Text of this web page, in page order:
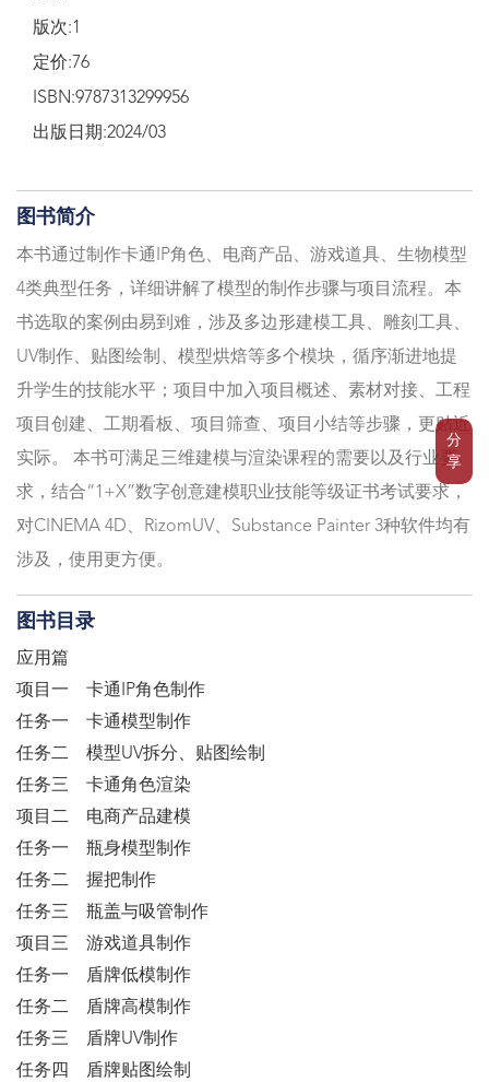
分
享
版次:1
定价:76
ISBN:9787313299956
出版日期:2024/03
图书简介
本书通过制作卡通IP角色、电商产品、游戏道具、生物模型
4类典型任务，详细讲解了模型的制作步骤与项目流程。本
书选取的案例由易到难，涉及多边形建模工具、雕刻工具、
UV制作、贴图绘制、模型烘焙等多个模块，循序渐进地提
升学生的技能水平；项目中加入项目概述、素材对接、工程
项目创建、工期看板、项目筛查、项目小结等步骤，更贴近
实际。 本书可满足三维建模与渲染课程的需要以及行业要
求，结合“1+X”数字创意建模职业技能等级证书考试要求，
对CINEMA 4D、RizomUV、Substance Painter 3种软件均有
涉及，使用更方便。
图书目录
应用篇
项目一 卡通IP角色制作
任务一 卡通模型制作
任务二 模型UV拆分、贴图绘制
任务三 卡通角色渲染
项目二 电商产品建模
任务一 瓶身模型制作
任务二 握把制作
任务三 瓶盖与吸管制作
项目三 游戏道具制作
任务一 盾牌低模制作
任务二 盾牌高模制作
任务三 盾牌UV制作
任务四 盾牌贴图绘制